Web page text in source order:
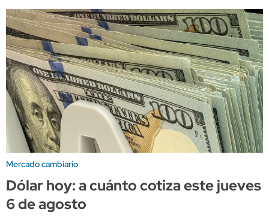
Mercado cambiario
Dólar hoy: a cuánto cotiza este jueves
6 de agosto